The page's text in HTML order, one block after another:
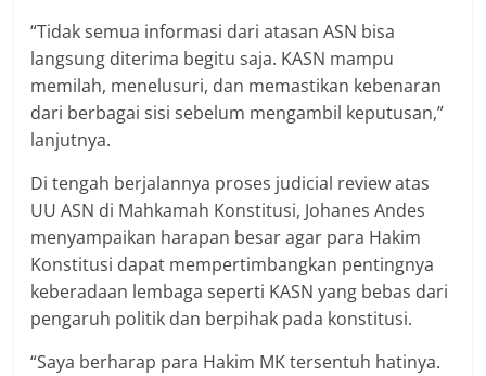
“Tidak semua informasi dari atasan ASN bisa
langsung diterima begitu saja. KASN mampu
memilah, menelusuri, dan memastikan kebenaran
dari berbagai sisi sebelum mengambil keputusan,”
lanjutnya.
Di tengah berjalannya proses judicial review atas
UU ASN di Mahkamah Konstitusi, Johanes Andes
menyampaikan harapan besar agar para Hakim
Konstitusi dapat mempertimbangkan pentingnya
keberadaan lembaga seperti KASN yang bebas dari
pengaruh politik dan berpihak pada konstitusi.
“Saya berharap para Hakim MK tersentuh hatinya.